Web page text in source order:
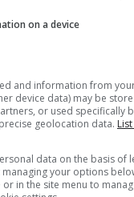
date meteo
on a device
and information from
device data) may be
or used specifically
geolocation data.
data on the basis of
your options
in the site menu to